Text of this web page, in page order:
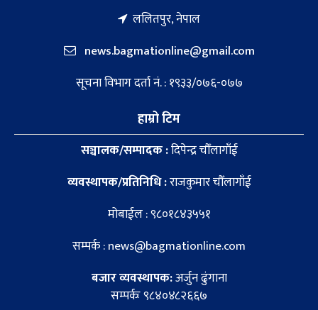
ललितपुर, नेपाल
news.bagmationline@gmail.com
सूचना विभाग दर्ता नं. : १९३३/०७६-०७७
हाम्रो टिम
सञ्चालक/सम्पादक :दिपेन्द्र चौँलागाँई
व्यवस्थापक/प्रतिनिधि :राजकुमार चौँलागाँई
मोबाईल : ९८०१८४३५५१
सम्पर्क : news@bagmationline.com
बजार व्यवस्थापक:अर्जुन ढुंगाना
सम्पर्कः ९८४०४८२६६७